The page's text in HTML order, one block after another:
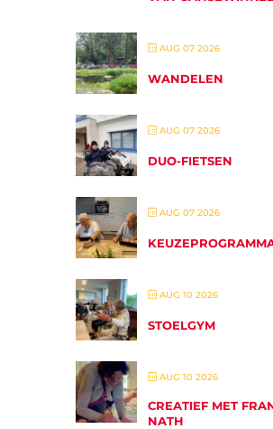
AUG 07 2026
WANDELEN
AUG 07 2026
DUO-FIETSEN
AUG 07 2026
AUG 10 2026
STOELGYM
AUG 10 2026
CREATIEF MET
NATH